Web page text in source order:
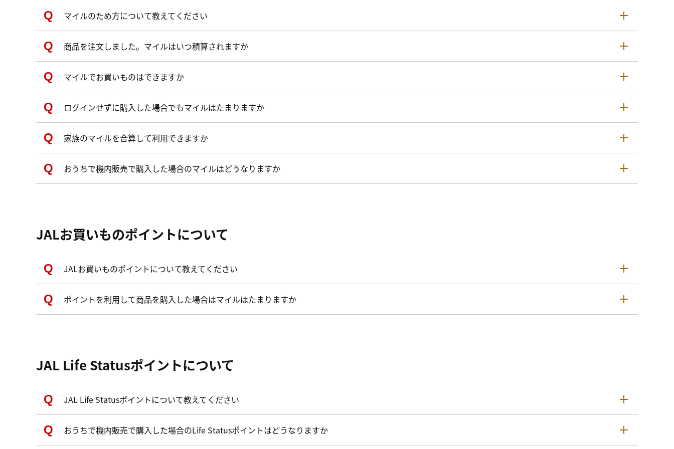
マイルのため方について教えてください
商品を注文しました。マイルはいつ積算されますか
マイルでお買いものはできますか
ログインせずに購入した場合でもマイルはたまりますか
家族のマイルを合算して利用できますか
おうちで機内販売で購入した場合のマイルはどうなりますか
JALお買いものポイントについて
JALお買いものポイントについて教えてください
ポイントを利用して商品を購入した場合はマイルはたまりますか
JAL Life Statusポイントについて
JAL Life Statusポイントについて教えてください
おうちで機内販売で購入した場合のLife Statusポイントはどうなりますか